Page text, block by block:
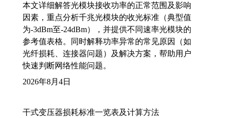
本文详细解答光模块接收功率的正常范围及影响
因素，重点分析千兆光模块的收光标准（典型值
为-3dBm至-24dBm），并提供不同速率光模块的
参考值表格。同时解释功率异常的常见原因（如
光纤损耗、连接器问题）及解决方案，帮助用户
快速判断网络性能问题。
2026年8月4日
干式变压器损耗标准一览表及计算方法